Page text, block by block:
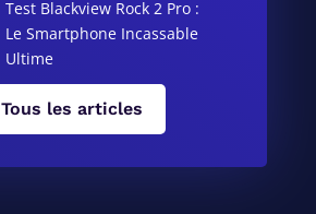
Test Blackview Rock 2 Pro :
Le Smartphone Incassable
Ultime
Tous les articles